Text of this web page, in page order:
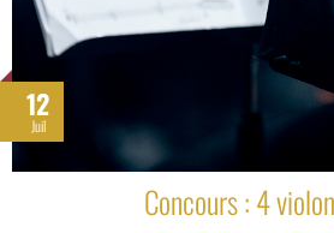
12
Juil
Concours : 4